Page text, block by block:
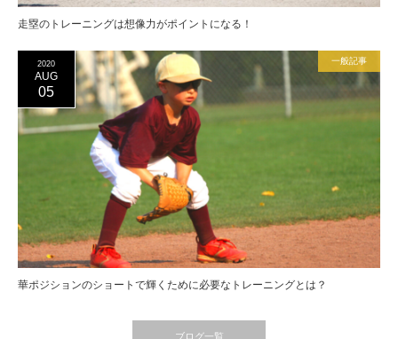
走塁のトレーニングは想像力がポイントになる！
2020
AUG
05
一般記事
華ポジションのショートで輝くために必要なトレーニングとは？
ブログ一覧